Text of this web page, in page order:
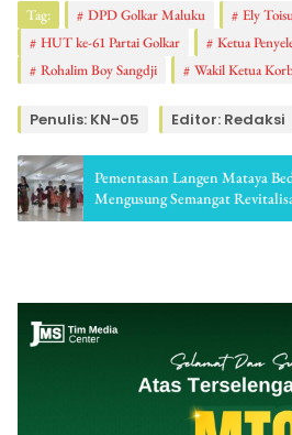
Tag: DPD Golkar Maluku
Ely
HUT ke-61 Partai Golkar
Ketua
Rohalim Boy Sangdji
Wakil Ketua
Penulis: KN-05 Editor: Redaksi
Pementasan Langen Mataya
Mengusung Semangat
Jawa klasik